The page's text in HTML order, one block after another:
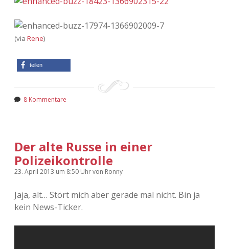
(via Rene)
teilen
8 Kommentare
Der alte Russe in einer
Polizeikontrolle
23. April 2013 um 8:50 Uhrvon Ronny
Jaja, alt… Stört mich aber gerade mal nicht. Bin ja
kein News-Ticker.